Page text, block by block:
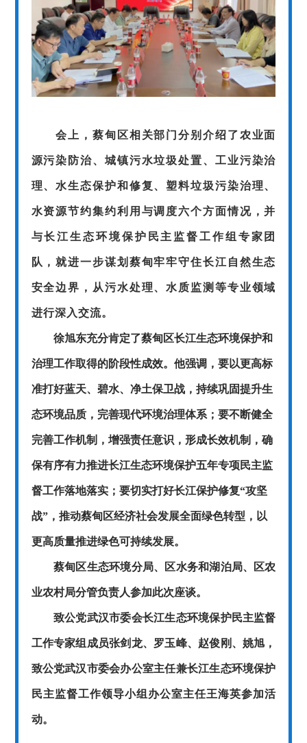
会上，蔡甸区相关部门分别介绍了农业面
源污染防治、城镇污水垃圾处置、工业污染治
理、水生态保护和修复、塑料垃圾污染治理、
水资源节约集约利用与调度六个方面情况，并
与长江生态环境保护民主监督工作组专家团
队，就进一步谋划蔡甸牢牢守住长江自然生态
安全边界，从污水处理、水质监测等专业领域
进行深入交流。
徐旭东充分肯定了蔡甸区长江生态环境保护和
治理工作取得的阶段性成效。他强调， 要以更高标
准打好蓝天、碧水、净土保卫战，持续巩固提升生
态环境品质，完善现代环境治理体系；要不断健全
完善工作机制，增强责任意识，形成长效机制，确
保有序有力推进长江生态环境保护五年专项民主监
督工作落地落实；要切实打好长江保护修复“攻坚
战”，推动蔡甸区经济社会发展全面绿色转型，以
更高质量推进绿色可持续发展。
蔡甸区生态环境分局、区水务和湖泊局、区农
业农村局分管负责人参加此次座谈。
致公党武汉市委会长江生态环境保护民主监督
工作专家组成员张剑龙、罗玉峰、赵俊刚、姚旭，
致公党武汉市委会办公室主任兼长江生态环境保护
民主监督工作领导小组办公室主任王海英参加活
动。